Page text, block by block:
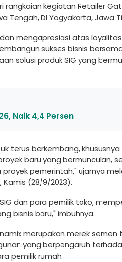
rangkaian kegiatan Retailer
Tengah, DI Yogyakarta, Jawa
mengapresiasi atas
sukses bisnis bersama
solusi produk SIG yang
Naik 4,4 Persen
terus berkembang,
baru yang bermunculan,
pemerintah," ujarnya
, Kamis (28/9/2023).
dan para pemilik toko,
bisnis baru," imbuhnya.
merupakan merek semen
yang berpengaruh
pemilik rumah.